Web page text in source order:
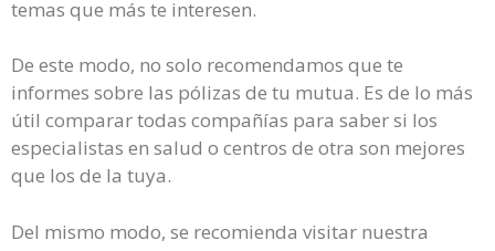
temas que más te interesen.
De este modo, no solo recomendamos que te
informes sobre las pólizas de tu mutua. Es de lo más
útil comparar todas compañías para saber si los
especialistas en salud o centros de otra son mejores
que los de la tuya.
Del mismo modo, se recomienda visitar nuestra